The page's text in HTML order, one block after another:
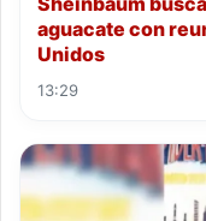
aguacate con
Unidos
13:29